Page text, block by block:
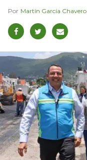
Martín García Chavero